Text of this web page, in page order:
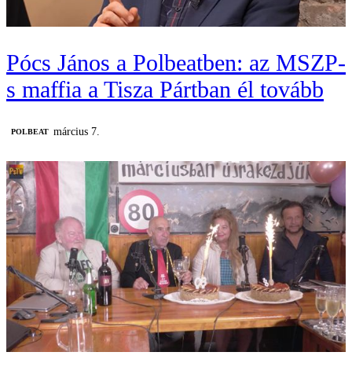
Pócs János a Polbeatben: az MSZP-
s maffia a Tisza Pártban él tovább
‎POLBEAT március 7.